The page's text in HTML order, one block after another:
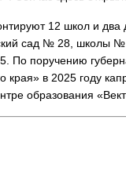
12 школ и
сад № 28, школы
По поручению
края» в 2025 году
образования